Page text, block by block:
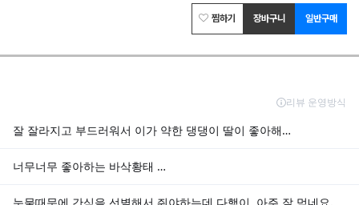
이벤트페이포인트 적립 혜택 2배 UP!
찜하기
장바구니 일반구매